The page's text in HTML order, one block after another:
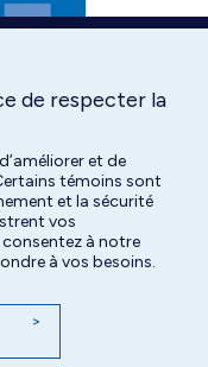
de respecter la
et de
témoins sont
et la sécurité
vos
à notre
à vos besoins.
>